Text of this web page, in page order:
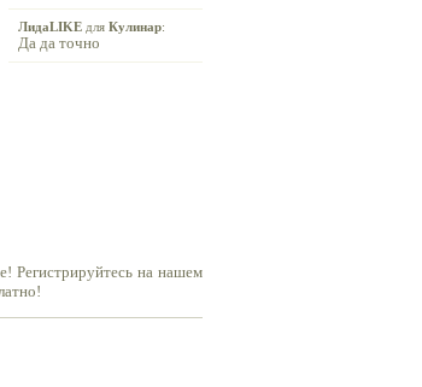
ЛидаLIKE для Кулинар:
Да да точно
Регистрируйтесь на нашем